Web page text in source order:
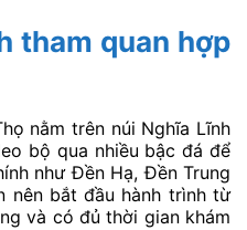
tham quan hợp
nằm trên núi Nghĩa Lĩnh
bộ qua nhiều bậc đá để
như Đền Hạ, Đền Trung
nên bắt đầu hành trình từ
và có đủ thời gian khám